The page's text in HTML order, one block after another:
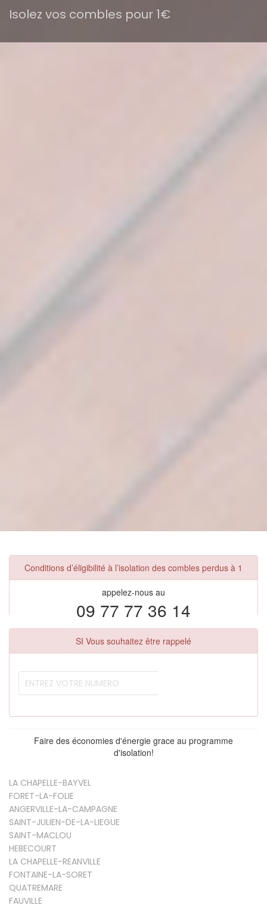
Isolez vos combles pour 1€
Conditions d’éligibilité à l’isolation des combles perdus à 1
appelez-nous au
09 77 77 36 14
SI Vous souhaitez être rappelé
Faire des économies d'énergie grace au programme
d'isolation!
LA CHAPELLE-BAYVEL
FORET-LA-FOLIE
ANGERVILLE-LA-CAMPAGNE
SAINT-JULIEN-DE-LA-LIEGUE
SAINT-MACLOU
HEBECOURT
LA CHAPELLE-REANVILLE
FONTAINE-LA-SORET
QUATREMARE
FAUVILLE